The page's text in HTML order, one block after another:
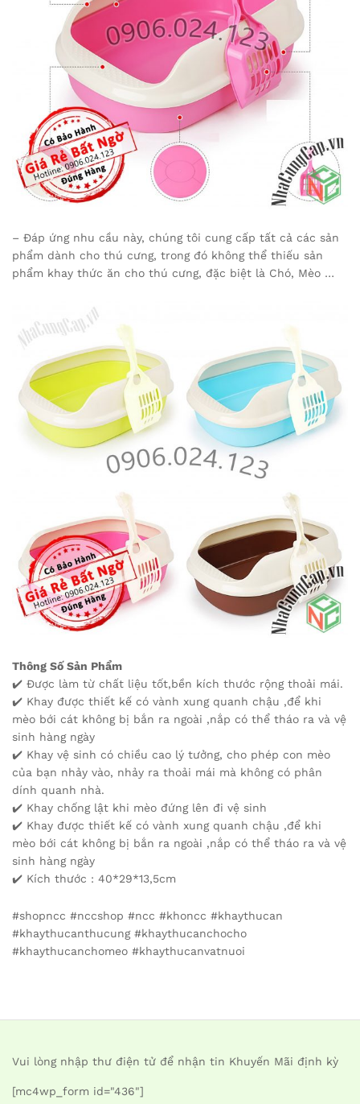
– Đáp ứng nhu cầu này, chúng tôi cung cấp tất cả các sản
phẩm dành cho thú cưng, trong đó không thể thiếu sản
phẩm khay thức ăn cho thú cưng, đặc biệt là Chó, Mèo …
Thông Số Sản Phẩm
✔️ Được làm từ chất liệu tốt,bền kích thước rộng thoải mái.
✔️ Khay được thiết kế có vành xung quanh chậu ,để khi
mèo bới cát không bị bắn ra ngoài ,nắp có thể tháo ra và vệ
sinh hàng ngày
✔️ Khay vệ sinh có chiều cao lý tưởng, cho phép con mèo
của bạn nhảy vào, nhảy ra thoải mái mà không có phân
dính quanh nhà.
✔️ Khay chống lật khi mèo đứng lên đi vệ sinh
✔️ Khay được thiết kế có vành xung quanh chậu ,để khi
mèo bới cát không bị bắn ra ngoài ,nắp có thể tháo ra và vệ
sinh hàng ngày
✔️ Kích thước : 40*29*13,5cm
#shopncc #nccshop #ncc #khoncc #khaythucan
#khaythucanthucung #khaythucanchocho
#khaythucanchomeo #khaythucanvatnuoi
Vui lòng nhập thư điện tử để nhận tin Khuyến Mãi định kỳ
[mc4wp_form id="436"]